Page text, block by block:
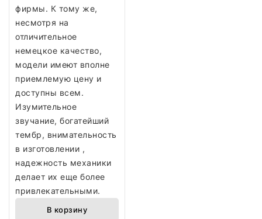
фирмы. К тому же,
несмотря на
отличительное
немецкое качество,
модели имеют вполне
приемлемую цену и
доступны всем.
Изумительное
звучание, богатейший
тембр, внимательность
в изготовлении ,
надежность механики
делает их еще более
привлекательными.
В корзину